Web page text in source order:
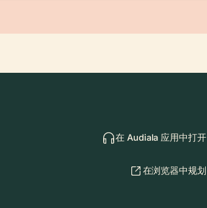
在 Audiala 应用中打开
在浏览器中规划